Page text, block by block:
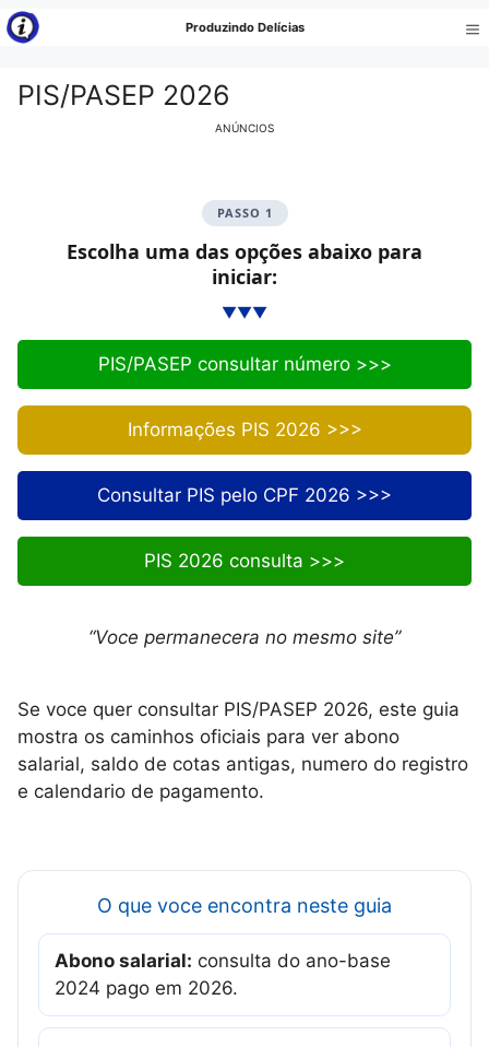
Pular
para
conteúdo
Produzindo Delícias
PIS/PASEP 2026
ANÚNCIOS
PASSO 1
Escolha uma das opções abaixo para
iniciar:
▼▼▼
PIS/PASEP consultar número >>>
Informações PIS 2026 >>>
Consultar PIS pelo CPF 2026 >>>
PIS 2026 consulta >>>
“Voce permanecera no mesmo site”
Se voce quer consultar PIS/PASEP 2026, este guia
mostra os caminhos oficiais para ver abono
salarial, saldo de cotas antigas, numero do registro
e calendario de pagamento.
O que voce encontra neste guia
Abono salarial: consulta do ano-base
2024 pago em 2026.